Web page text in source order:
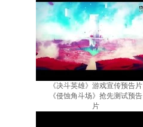
《决斗英雄》游戏宣传预告片
《侵蚀角斗场》抢先测试预告
片